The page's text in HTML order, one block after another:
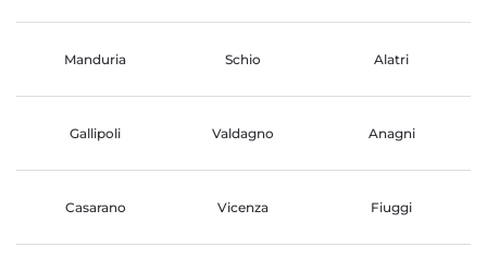
Manduria Schio Alatri
Gallipoli Valdagno Anagni
Casarano Vicenza Fiuggi